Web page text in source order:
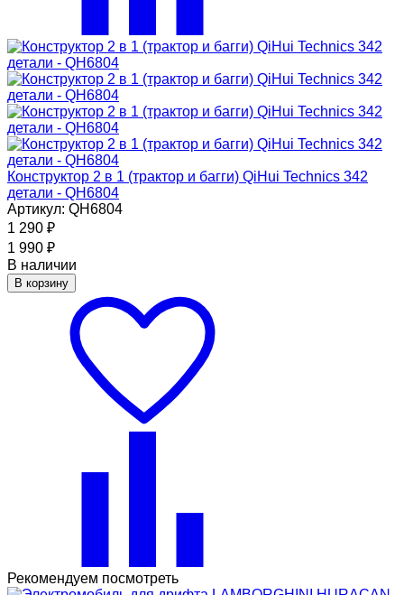
Конструктор 2 в 1 (трактор и багги) QiHui Technics 342
детали - QH6804
Артикул: QH6804
1 290 ₽
1 990 ₽
В наличии
В корзину
Рекомендуем посмотреть